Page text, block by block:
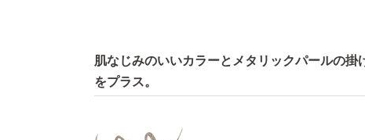
肌なじみのいいカラーとメタリックパールの掛
をプラス。